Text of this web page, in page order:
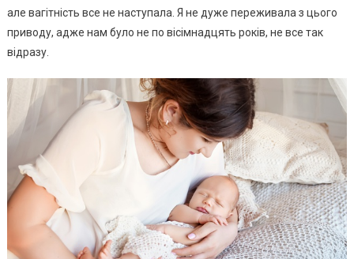
але вaгiтність все не наступала. Я не дуже переживала з цього
приводу, адже нам було не по вісімнадцять років, не все так
відразу.